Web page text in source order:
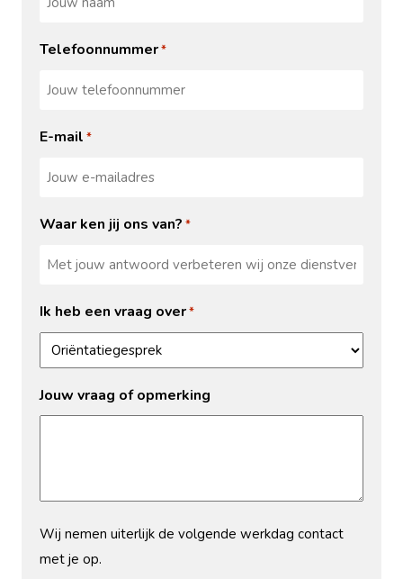
Telefoonnummer*
E-mail *
Waar ken jij ons van? *
Ik heb een vraag over*
Jouw vraag of opmerking
Wij nemen uiterlijk de volgende werkdag contact
met je op.